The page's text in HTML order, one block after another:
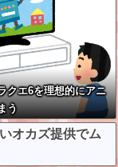
クエ6を理想的にアニ
う
オカズ提供でム